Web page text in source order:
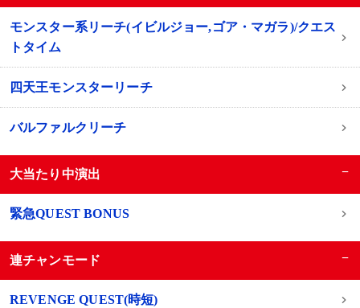
モンスター系リーチ(イビルジョー,ゴア・マガラ)/クエス
トタイム
四天王モンスターリーチ
バルファルクリーチ
大当たり中演出 −
緊急QUEST BONUS
連チャンモード −
REVENGE QUEST(時短)